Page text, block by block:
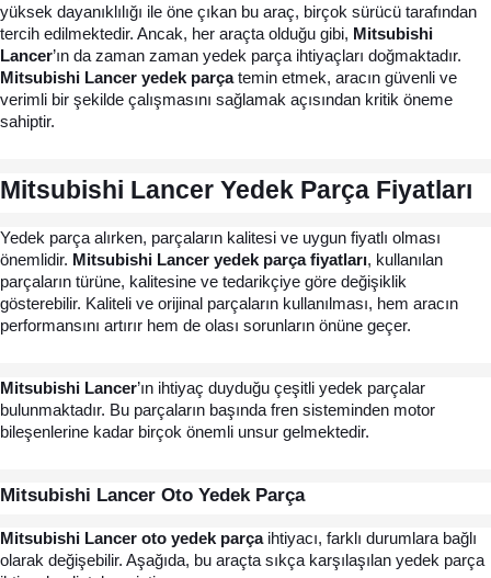
yüksek dayanıklılığı ile öne çıkan bu araç, birçok sürücü tarafından
tercih edilmektedir. Ancak, her araçta olduğu gibi, Mitsubishi
Lancer
Mitsubishi Lancer yedek parça temin etmek, aracın güvenli ve
verimli bir şekilde çalışmasını sağlamak açısından kritik öneme
sahiptir.
Mitsubishi Lancer Yedek Parça Fiyatları
Yedek parça alırken, parçaların kalitesi ve uygun fiyatlı olması
önemlidir. Mitsubishi Lancer yedek parça fiyatları, kullanılan
parçaların türüne, kalitesine ve tedarikçiye göre değişiklik
gösterebilir. Kaliteli ve orijinal parçaların kullanılması, hem aracın
performansını artırır hem de olası sorunların önüne geçer.
Mitsubishi Lancer’ın ihtiyaç duyduğu çeşitli yedek parçalar
bulunmaktadır. Bu parçaların başında fren sisteminden motor
bileşenlerine kadar birçok önemli unsur gelmektedir.
Mitsubishi Lancer Oto Yedek Parça
Mitsubishi Lancer oto yedek parça ihtiyacı, farklı durumlara bağlı
olarak değişebilir. Aşağıda, bu araçta sıkça karşılaşılan yedek parça